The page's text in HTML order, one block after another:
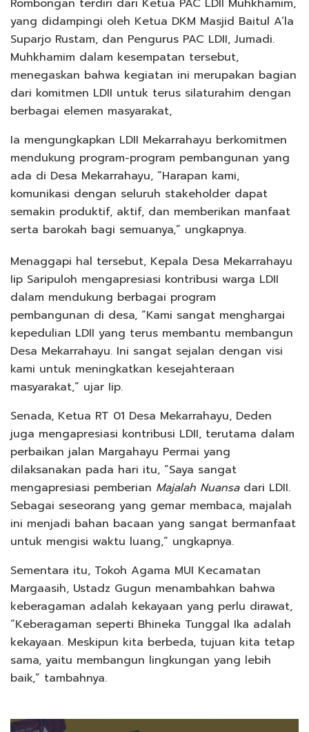
Rombongan terdiri dari Ketua PAC LDII Muhkhamim,
yang didampingi oleh Ketua DKM Masjid Baitul A’la
Suparjo Rustam, dan Pengurus PAC LDII, Jumadi.
Muhkhamim dalam kesempatan tersebut,
menegaskan bahwa kegiatan ini merupakan bagian
dari komitmen LDII untuk terus silaturahim dengan
berbagai elemen masyarakat,
Ia mengungkapkan LDII Mekarrahayu berkomitmen
mendukung program-program pembangunan yang
ada di Desa Mekarrahayu, “Harapan kami,
komunikasi dengan seluruh stakeholder dapat
semakin produktif, aktif, dan memberikan manfaat
serta barokah bagi semuanya,” ungkapnya.
Menaggapi hal tersebut, Kepala Desa Mekarrahayu
Iip Saripuloh mengapresiasi kontribusi warga LDII
dalam mendukung berbagai program
pembangunan di desa, “Kami sangat menghargai
kepedulian LDII yang terus membantu membangun
Desa Mekarrahayu. Ini sangat sejalan dengan visi
kami untuk meningkatkan kesejahteraan
masyarakat,” ujar Iip.
Senada, Ketua RT 01 Desa Mekarrahayu, Deden
juga mengapresiasi kontribusi LDII, terutama dalam
perbaikan jalan Margahayu Permai yang
dilaksanakan pada hari itu, “Saya sangat
mengapresiasi pemberian Majalah Nuansadari LDII.
Sebagai seseorang yang gemar membaca, majalah
ini menjadi bahan bacaan yang sangat bermanfaat
untuk mengisi waktu luang,” ungkapnya.
Sementara itu, Tokoh Agama MUI Kecamatan
Margaasih, Ustadz Gugun menambahkan bahwa
keberagaman adalah kekayaan yang perlu dirawat,
“Keberagaman seperti Bhineka Tunggal Ika adalah
kekayaan. Meskipun kita berbeda, tujuan kita tetap
sama, yaitu membangun lingkungan yang lebih
baik,” tambahnya.